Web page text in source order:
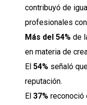
contribuyó de
profesionales
Más del 54% de
en materia de
El 54% señaló
reputación.
El 37% reconoció